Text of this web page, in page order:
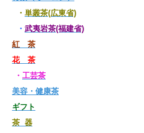
・ 単叢茶(広東省)
・ 武夷岩茶(福建省)
紅 茶
花 茶
・ 工芸茶
美容・健康茶
ギフト
茶 器